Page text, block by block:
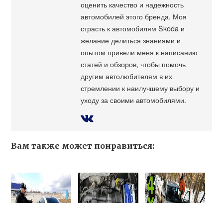
оценить качество и надежность
автомобилей этого бренда. Моя
страсть к автомобилям Škoda и
желание делиться знаниями и
опытом привели меня к написанию
статей и обзоров, чтобы помочь
другим автолюбителям в их
стремлении к наилучшему выбору и
уходу за своими автомобилями.
Вам также может понравиться: